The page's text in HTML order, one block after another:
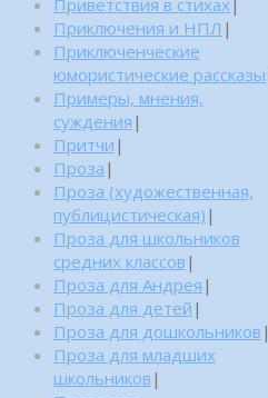
Приветствия в стихах
Приключения и НПЛ |
Приключенческие
юмористические рассказы
Примеры, мнения,
суждения |
Притчи |
Проза |
Проза (художественная,
публицистическая) |
Проза для школьников
средних классов |
Проза для Андрея |
Проза для детей |
Проза для дошкольников |
Проза для младших
школьников |